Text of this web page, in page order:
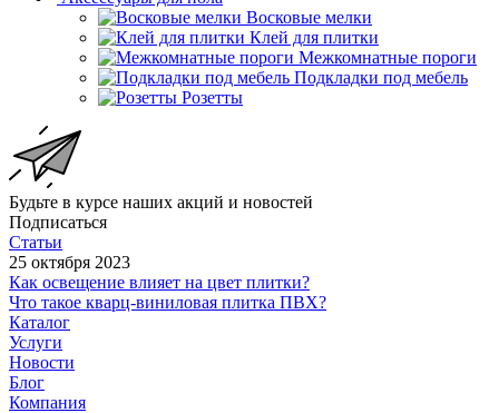
Восковые мелки
Клей для плитки
Межкомнатные пороги
Подкладки под мебель
Розетты
Будьте в курсе наших акций и новостей
Подписаться
Статьи
25 октября 2023
Как освещение влияет на цвет плитки?
Что такое кварц-виниловая плитка ПВХ?
Каталог
Услуги
Новости
Блог
Компания